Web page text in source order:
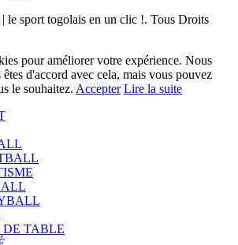
le sport togolais en un clic !. Tous Droits
pour améliorer votre expérience. Nous
d'accord avec cela, mais vous pouvez
le souhaitez. Accepter Lire la suite
DE TABLE